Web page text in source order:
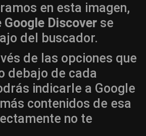
en esta imagen,
Google Discover se
del buscador.
de las opciones que
debajo de cada
indicarle a Google
contenidos de esa
no te